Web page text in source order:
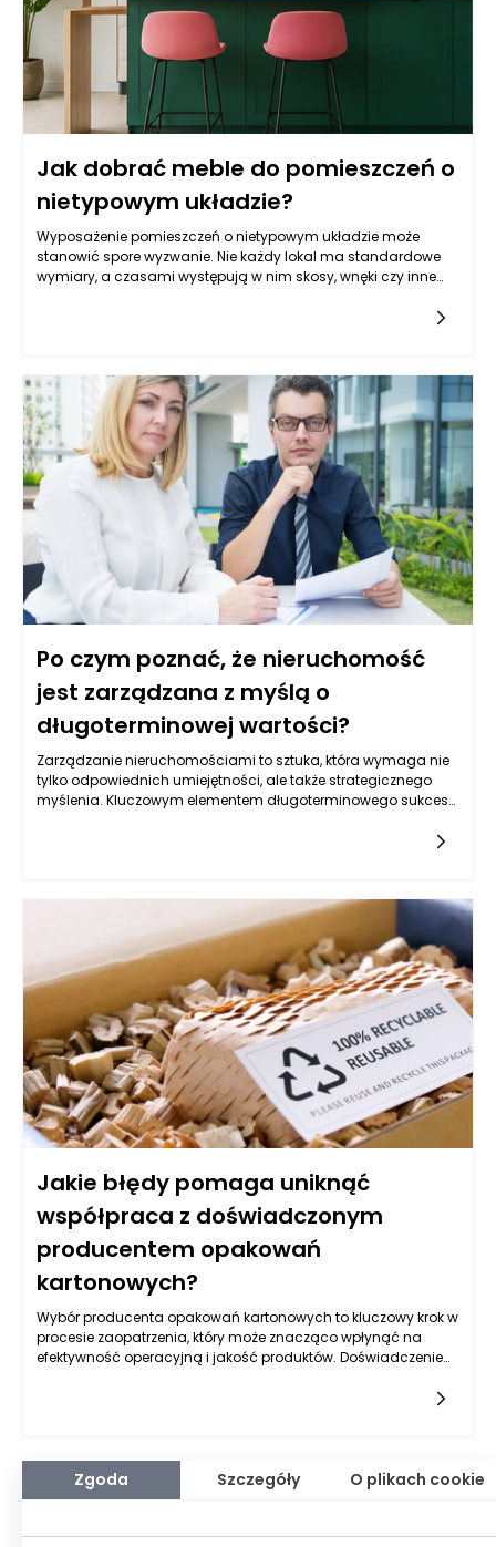
Jak dobrać meble do pomieszczeń o
nietypowym układzie?
Wyposażenie pomieszczeń o nietypowym układzie może
stanowić spore wyzwanie. Nie każdy lokal ma standardowe
wymiary, a czasami występują w nim skosy, wnęki czy inne
tym artykule przyjrzymy się najważniejszym aspektom
związanym z wyborem mebli w nietypowych wnętrzach, a
także podpowiemy, jak zaaranżować przestrzeń, by była
funkcjonalna, estetyczna i zgodna z naszym stylem życia.
Po czym poznać, że nieruchomość
jest zarządzana z myślą o
długoterminowej wartości?
Zarządzanie nieruchomościami to sztuka, która wymaga nie
tylko odpowiednich umiejętności, ale także strategicznego
myślenia. Kluczowym elementem długoterminowego sukcesu
nieruchomość jest odpowiednio zarządzana, aby utrzymać i
wartości długoterminowej?
Jakie błędy pomaga uniknąć
współpraca z doświadczonym
producentem opakowań
kartonowych?
Wybór producenta opakowań kartonowych to kluczowy krok w
procesie zaopatrzenia, który może znacząco wpłynąć na
efektywność operacyjną i jakość produktów. Doświadczenie
związanych z błędnym doborem materiałów, nieoptymalnym
procesem produkcyjnym czy brakiem zgodności z
regulacjami prawnymi.
Zgoda Szczegóły O plikach cookie